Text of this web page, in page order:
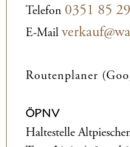
Telefon 0351 85
E-Mail
Routenplaner
ÖPNV
Haltestelle